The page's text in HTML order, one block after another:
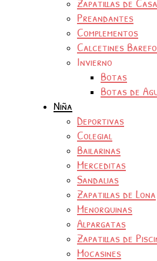
Preandantes
Complementos
Calcetines
Invierno
Botas
Botas de
Niña
Deportivas
Colegial
Bailarinas
Merceditas
Sandalias
Zapatillas de Lona
Menorquinas
Alpargatas
Zapatillas de
Mocasines